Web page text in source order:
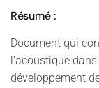
Résumé :
Document qui
l'acoustique
développement